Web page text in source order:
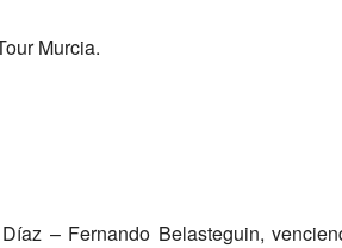
Murcia.
– Fernando Belasteguin,